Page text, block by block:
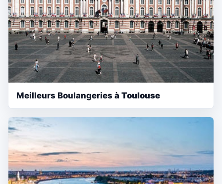
Meilleurs Boulangeries à Toulouse